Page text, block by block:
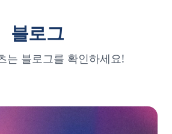
블로그
는 블로그를 확인하세요!